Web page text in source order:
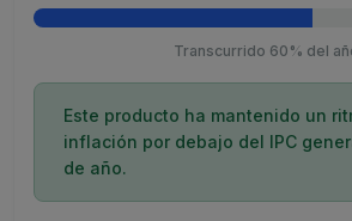
Transcurrido 60% del
Este producto ha mantenido un
inflación por debajo del IPC
de año.